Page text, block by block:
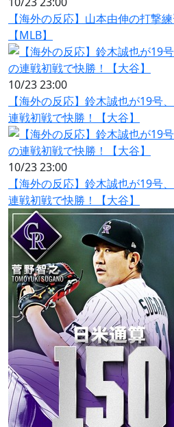
【海外の反応】山本由伸の打撃
【MLB】
10/23 23:00
【海外の反応】鈴木誠也が19号
連戦初戦で快勝！【大谷】
10/23 23:00
【海外の反応】鈴木誠也が19号
連戦初戦で快勝！【大谷】